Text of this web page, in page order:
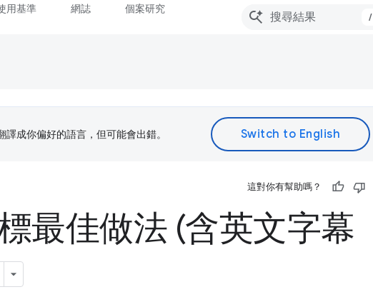
用基準 網誌 個案研究
/
成你偏好的語言，但可能會出錯。
這對你有幫助嗎？
最佳做法 (含英文字幕